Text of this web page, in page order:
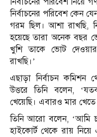
নির্বাচনের পরিবেশ কেন
গরম ছিল। আশা রাখছি,
হয়েছে তারা অনেক বছর
খুশি তাকে ভোট
রাখছি।’
এছাড়া নির্বাচন কমিশন
উত্তরে তিনি বলেন,
খেয়েছি। এবারও মার খেতে
তিনি আরো বলেন, ‘আমি
হাইকোর্ট থেকে রায়